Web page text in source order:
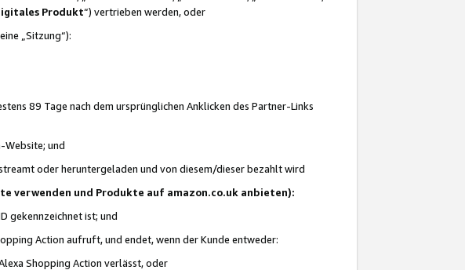
Produkt“) vertrieben werden, oder
„Sitzung“):
89 Tage nach dem ursprünglichen Anklicken des Partner-Links
Website; und
oder heruntergeladen und von diesem/dieser bezahlt wird
verwenden und Produkte auf amazon.co.uk anbieten):
gekennzeichnet ist; und
Action aufruft, und endet, wenn der Kunde entweder:
Shopping Action verlässt, oder